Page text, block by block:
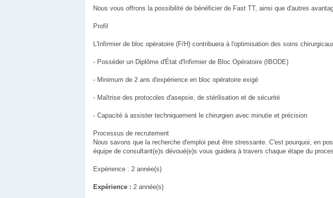
Nous vous offrons la possibilité de bénéficier de Fast TT, ainsi que d'autres
Profil
L'Infirmier de bloc opératoire (F/H) contribuera à l'optimisation des soins
- Posséder un Diplôme d'État d'Infirmier de Bloc Opératoire (IBODE)
- Minimum de 2 ans d'expérience en bloc opératoire exigé
- Maîtrise des protocoles d'asepsie, de stérilisation et de sécurité
- Capacité à assister techniquement le chirurgien avec minutie et précision
Processus de recrutement
Nous savons que la recherche d'emploi peut être stressante. C'est pourquoi, en
équipe de consultant(e)s dévoué(e)s vous guidera à travers chaque étape du
Expérience : 2 année(s)
Expérience : 2 année(s)